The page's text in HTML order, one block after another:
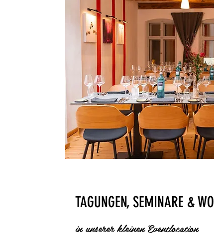
TAGUNGEN, SEMINARE &
in unserer kleinen Eventlocation